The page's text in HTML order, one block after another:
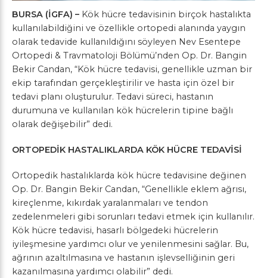
BURSA (İGFA) – Kök hücre tedavisinin birçok hastalıkta
kullanılabildiğini ve özellikle ortopedi alanında yaygın
olarak tedavide kullanıldığını söyleyen Nev Esentepe
Ortopedi & Travmatoloji Bölümü’nden Op. Dr. Bangin
Bekir Candan, “Kök hücre tedavisi, genellikle uzman bir
ekip tarafından gerçekleştirilir ve hasta için özel bir
tedavi planı oluşturulur. Tedavi süreci, hastanın
durumuna ve kullanılan kök hücrelerin tipine bağlı
olarak değişebilir” dedi.
ORTOPEDİK HASTALIKLARDA KÖK HÜCRE TEDAVİSİ
Ortopedik hastalıklarda kök hücre tedavisine değinen
Op. Dr. Bangin Bekir Candan, “Genellikle eklem ağrısı,
kireçlenme, kıkırdak yaralanmaları ve tendon
zedelenmeleri gibi sorunları tedavi etmek için kullanılır.
Kök hücre tedavisi, hasarlı bölgedeki hücrelerin
iyileşmesine yardımcı olur ve yenilenmesini sağlar. Bu,
ağrının azaltılmasına ve hastanın işlevselliğinin geri
kazanılmasına yardımcı olabilir” dedi.